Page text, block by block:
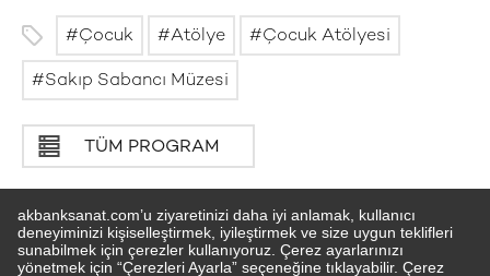
Çocuk Atölye Çocuk Atölyesi
Sakıp Sabancı Müzesi
TÜM PROGRAM